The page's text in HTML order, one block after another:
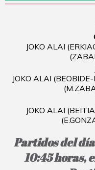
JOKO ALAI
JOKO ALAI
JOKO ALAI
Partidos del
10:45 horas,